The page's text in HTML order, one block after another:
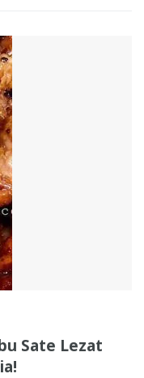
Sate Lezat